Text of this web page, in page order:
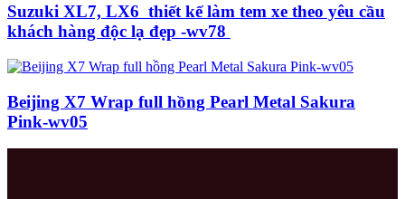
Suzuki XL7, LX6 thiết kế làm tem xe theo yêu cầu
khách hàng độc lạ đẹp -wv78
Beijing X7 Wrap full hồng Pearl Metal Sakura
Pink-wv05